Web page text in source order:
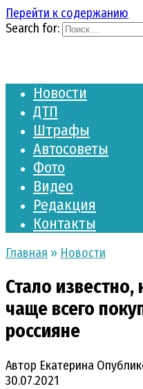
Перейти к содержанию
Search for:
Новости
ДТП
Штрафы
Автосоветы
Фото
Видео
Редакция
Контакты
Главная » Новости
Стало
чаще всего
россияне
Автор Екатерина
30.07.2021